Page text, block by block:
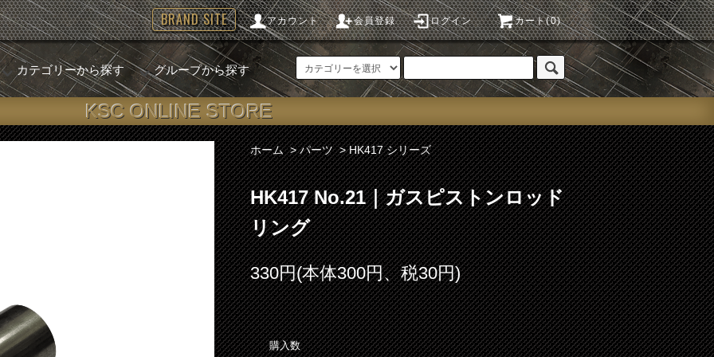
アカウント 会員登録 ログイン カート(0)
BRAND SITE
カテゴリーから探す グループから探す
KSC ONLINE STORE
ホーム >パーツ >HK417 シリーズ
HK417 No.21｜ガスピストンロッド
リング
330円(本体300円、税30円)
購入数